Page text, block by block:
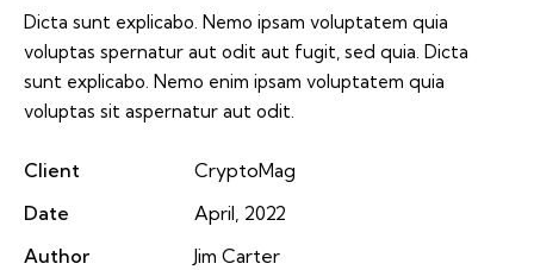
Dicta sunt explicabo. Nemo ipsam voluptatem quia
voluptas spernatur aut odit aut fugit, sed quia. Dicta
sunt explicabo. Nemo enim ipsam voluptatem quia
voluptas sit aspernatur aut odit.
Client
CryptoMag
Date
April, 2022
Author
Jim Carter